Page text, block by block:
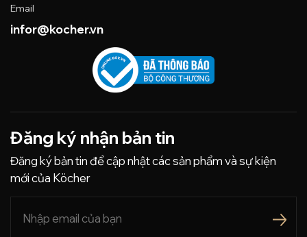
Email
infor@kocher.vn
Đăng ký nhận bản tin
Đăng ký bản tin để cập nhật các sản phẩm và sự kiện
mới của Köcher